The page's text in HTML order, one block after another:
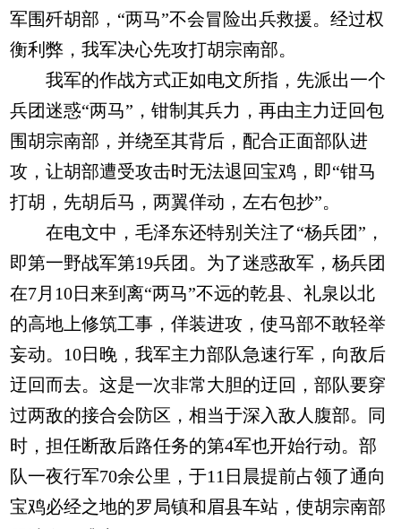
军围歼胡部，“两马”不会冒险出兵救援。经过权
衡利弊，我军决心先攻打胡宗南部。
我军的作战方式正如电文所指，先派出一个
兵团迷惑“两马”，钳制其兵力，再由主力迂回包
围胡宗南部，并绕至其背后，配合正面部队进
攻，让胡部遭受攻击时无法退回宝鸡，即“钳马
打胡，先胡后马，两翼佯动，左右包抄”。
在电文中，毛泽东还特别关注了“杨兵团”，
即第一野战军第19兵团。为了迷惑敌军，杨兵团
在7月10日来到离“两马”不远的乾县、礼泉以北
的高地上修筑工事，佯装进攻，使马部不敢轻举
妄动。10日晚，我军主力部队急速行军，向敌后
迂回而去。这是一次非常大胆的迂回，部队要穿
过两敌的接合会防区，相当于深入敌人腹部。同
时，担任断敌后路任务的第4军也开始行动。部
队一夜行军70余公里，于11日晨提前占领了通向
宝鸡必经之地的罗局镇和眉县车站，使胡宗南部